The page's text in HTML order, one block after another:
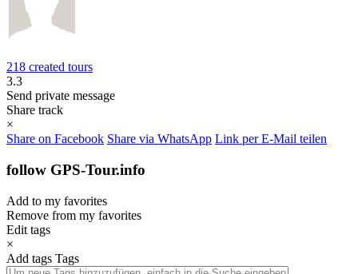
218 created tours
3.3
Send private message
Share track
×
Share on Facebook Share via WhatsApp Link per E-Mail teilen
follow GPS-Tour.info
Add to my favorites
Remove from my favorites
Edit tags
×
Add tags Tags